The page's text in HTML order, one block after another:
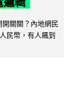
關關？內地網民
民幣，有人飆到